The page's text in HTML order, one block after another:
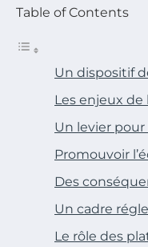
Table of Contents
Un dispositif
Les enjeux de
Un levier
Promouvoir
Des
Un cadre
Le rôle des